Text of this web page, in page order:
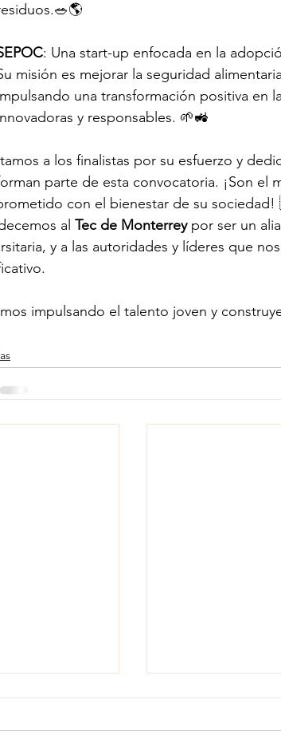
: Una start-up enfocada en la
misión es mejorar la seguridad
una transformación positiva en
y responsables. 🌱🚜
a los finalistas por su esfuerzo y
parte de esta convocatoria. ¡Son el
con el bienestar de su
al Tec de Monterrey por ser un
y a las autoridades y líderes que
impulsando el talento joven y